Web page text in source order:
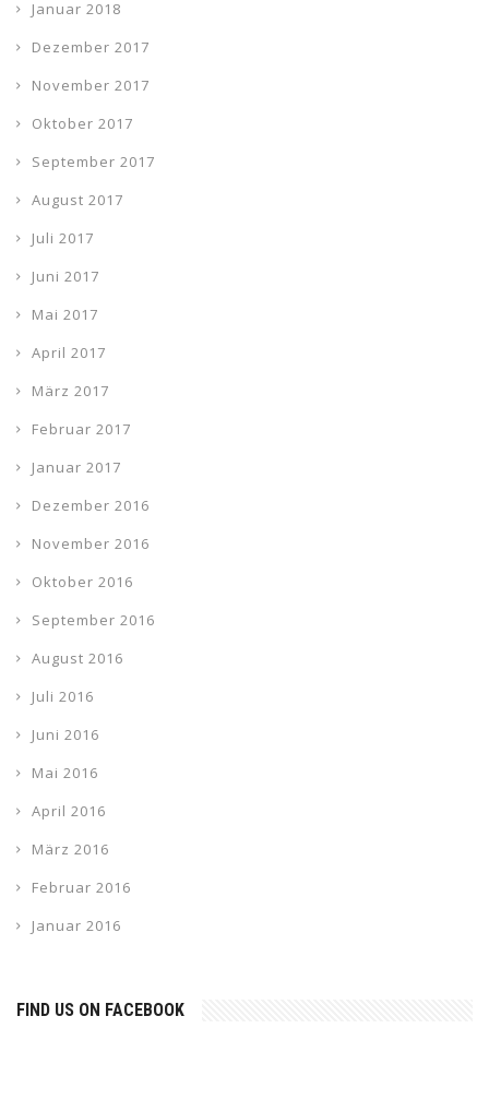
Januar 2018
Dezember 2017
November 2017
Oktober 2017
September 2017
August 2017
Juli 2017
Juni 2017
Mai 2017
April 2017
März 2017
Februar 2017
Januar 2017
Dezember 2016
November 2016
Oktober 2016
September 2016
August 2016
Juli 2016
Juni 2016
Mai 2016
April 2016
März 2016
Februar 2016
Januar 2016
FIND US ON FACEBOOK